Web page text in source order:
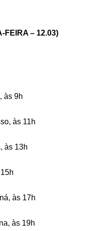
FEIRA – 12.03)
às 9h
às 11h
às 13h
às 17h
às 19h